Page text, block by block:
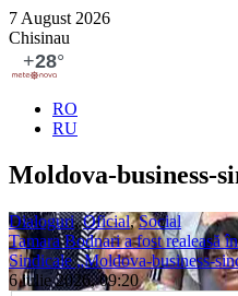
7 August 2026
Chisinau
RO
RU
Moldova-business-
Dialoguri,Oficial,Social
Tamara Bodnari a fost realeasă
Sindicale „Moldova-business-
6 iulie 2026, 09:20